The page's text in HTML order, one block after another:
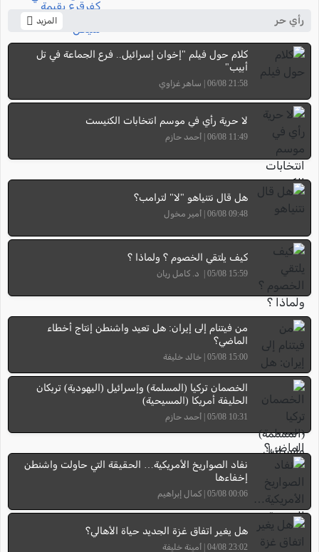
رأي حر المزيد
كلام حول فيلم "إخوان إسرائيل.. فرع الجماعة في تل
أبيب"
21:58 06/08 | ساهر غزاوي
لا حرية رأي في موسم انتخابات الكنيست
11:49 06/08 | أحمد حازم
هل قال نتنياهو "لا" لترامب؟
09:48 06/08 | أمير مخول
كيف يلتقي الخصوم ؟ ولماذا ؟
15:59 05/08 | د. كامل ريان
من فيتنام إلى إيران: هل تعيد واشنطن إنتاج أخطاء
الماضي؟
15:00 05/08 | خالد خليفة
الخصمان تركيا (المسلمة) وإسرائيل (اليهودية) تربكان
الحليفة أمريكا (المسيحية)
10:31 05/08 | أحمد حازم
نفاد الصواريخ الأمريكية… الحقيقة التي حاولت واشنطن
إخفاءها
00:06 05/08 | كمال إبراهيم
هل يغير اتفاق غزة الجديد حياة الأهالي؟
23:02 04/08 | أمينة خليفة